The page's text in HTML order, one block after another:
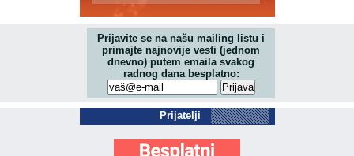
Prijavite se na našu mailing listu i
primajte najnovije vesti (jednom
dnevno) putem emaila svakog
radnog dana besplatno:
Prijatelji